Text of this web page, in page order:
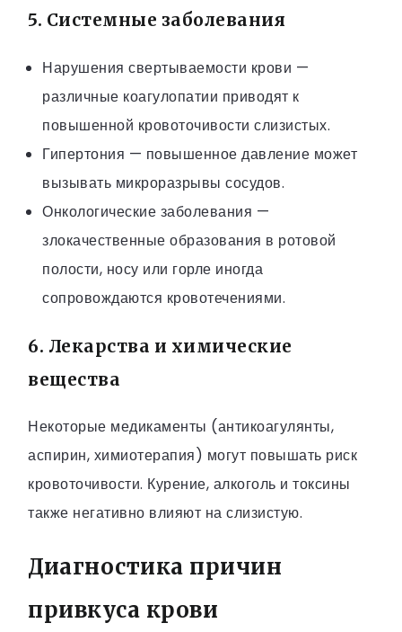
5. Системные заболевания
Нарушения свертываемости крови —
различные коагулопатии приводят к
повышенной кровоточивости слизистых.
Гипертония — повышенное давление может
вызывать микроразрывы сосудов.
Онкологические заболевания —
злокачественные образования в ротовой
полости, носу или горле иногда
сопровождаются кровотечениями.
6. Лекарства и химические
вещества
Некоторые медикаменты (антикоагулянты,
аспирин, химиотерапия) могут повышать риск
кровоточивости. Курение, алкоголь и токсины
также негативно влияют на слизистую.
Диагностика причин
привкуса крови